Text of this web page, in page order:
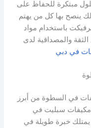
مبتكرة للحفاظ على
ينصح بها كل من يهتم
باستخدام مواد
والمصداقية لدى
في دبي
في السطوة من أبرز
سبليت في
خبرة طويلة في